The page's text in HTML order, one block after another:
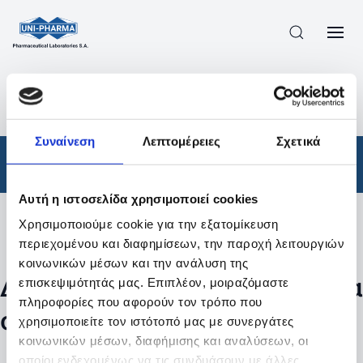
Συναίνεση Λεπτομέρειες Σχετικά
Αυτή η ιστοσελίδα χρησιμοποιεί cookies
Χρησιμοποιούμε cookie για την εξατομίκευση
περιεχομένου και διαφημίσεων, την παροχή λειτουργιών
κοινωνικών μέσων και την ανάλυση της
επισκεψιμότητάς μας. Επιπλέον, μοιραζόμαστε
πληροφορίες που αφορούν τον τρόπο που
χρησιμοποιείτε τον ιστότοπό μας με συνεργάτες
κοινωνικών μέσων, διαφήμισης και αναλύσεων, οι
οποίοι ενδεχομένως να τις συνδυάσουν με άλλες
ΠΡΟΪΟΝΤΑ
ΑΠΟΤΕΛΕΣΜΑΤΑ ΑΝΑΖΗΤΗΣΗΣ
Φάρμακα
Φίλτρα
Δεν βρέθηκαν προϊόντα με τα
συγκεκριμένα φίλτρα